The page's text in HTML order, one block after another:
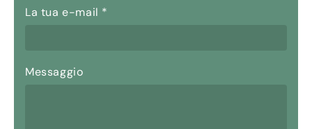
La tua e-mail *
Messaggio